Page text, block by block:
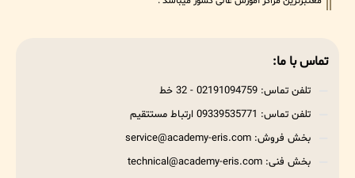
تماس با ما:
تلفن تماس: 02191094759 - 32 خط
تلفن تماس: 09339535771 ارتباط مستتقیم
بخش فروش: service@academy-eris.com
بخش فنی: technical@academy-eris.com